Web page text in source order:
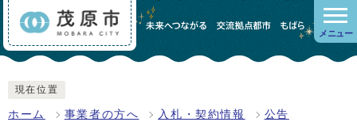
メニュー
現在位置
ホーム 事業者の方へ 入札・契約情報 公告